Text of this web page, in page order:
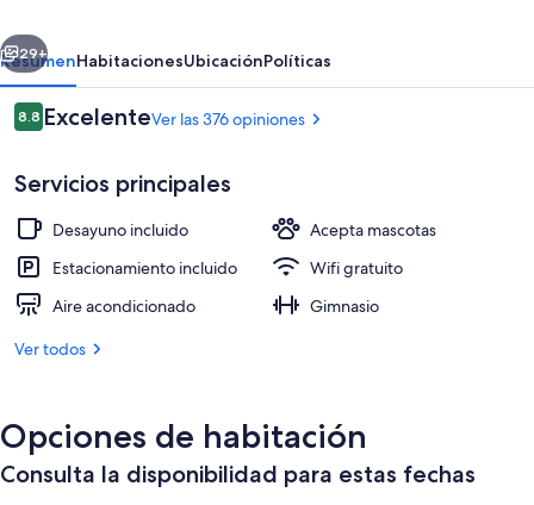
Desayuno incluido todos los días
Siguiente
29+
ResumenHabitacionesUbicaciónPolíticas
Opiniones
8.88.8 de 10,
ExcelenteVer las 376 opiniones
Servicios principales
Desayuno incluido
Acepta mascotas
Estacionamiento incluido
Wifi gratuito
Aire acondicionado
Gimnasio
Ver todos
Opciones de habitación
Consulta la disponibilidad para estas fechas